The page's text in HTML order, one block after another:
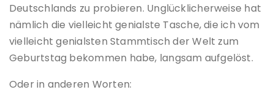
Deutschlands zu probieren. Unglücklicherweise hat
nämlich die vielleicht genialste Tasche, die ich vom
vielleicht genialsten Stammtisch der Welt zum
Geburtstag bekommen habe, langsam aufgelöst.
Oder in anderen Worten: